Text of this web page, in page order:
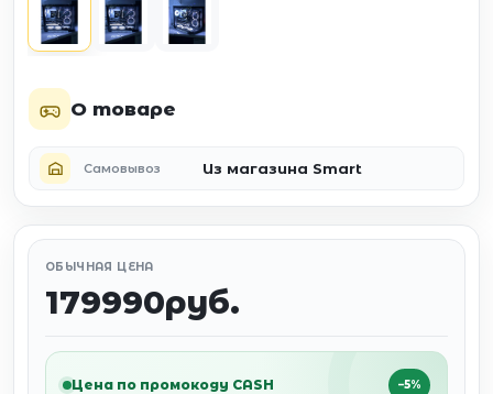
О товаре
Самовывоз Из магазина Smart
ОБЫЧНАЯ ЦЕНА
179990руб.
Цена по промокоду CASH −5%